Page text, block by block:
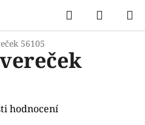
Hledat
KOŠÍK
56105
hodnocení